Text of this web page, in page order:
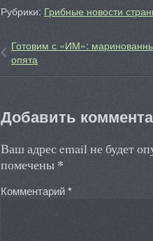
Рубрики: Грибные новости
Готовим с «ИМ»:
опята
Добавить
Ваш адрес email не будет
помечены *
Комментарий*